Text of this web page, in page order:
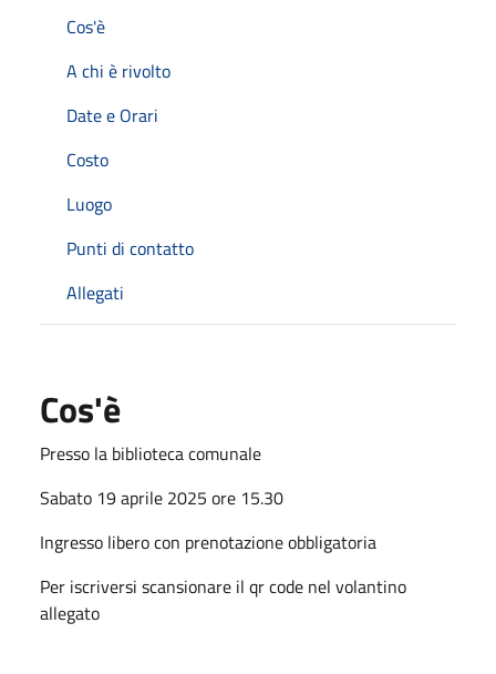
Cos'è
A chi è rivolto
Date e Orari
Costo
Luogo
Punti di contatto
Allegati
Cos'è
Presso la biblioteca comunale
Sabato 19 aprile 2025 ore 15.30
Ingresso libero con prenotazione obbligatoria
Per iscriversi scansionare il qr code nel volantino
allegato